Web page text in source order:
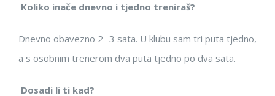
Koliko inače dnevno i tjedno treniraš?
Dnevno obavezno 2 -3 sata. U klubu sam tri puta tjedno,
a s osobnim trenerom dva puta tjedno po dva sata.
Dosadi li ti kad?